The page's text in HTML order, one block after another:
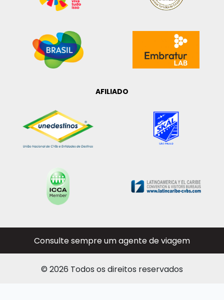
AFILIADO
Consulte sempre um agente de viagem
© 2026 Todos os direitos reservados